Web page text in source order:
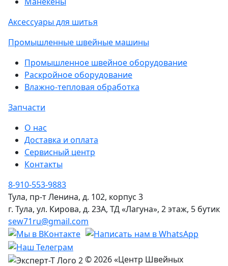
Аксессуары для шитья
Промышленные швейные машины
Промышленное швейное оборудование
Раскройное оборудование
Влажно-тепловая обработка
Запчасти
О нас
Доставка и оплата
Сервисный центр
Контакты
8-910-553-9883
Тула, пр-т Ленина, д. 102, корпус 3
г. Тула, ул. Кирова, д. 23А, ТД «Лагуна», 2 этаж, 5 бутик
sew71ru@gmail.com
© 2026 «Центр Швейных